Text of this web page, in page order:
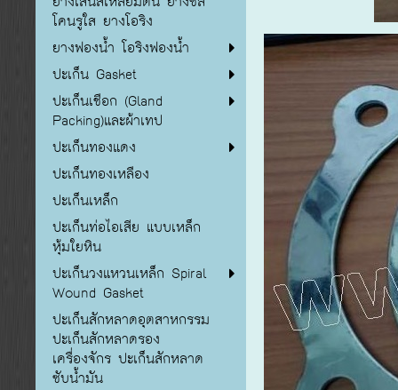
โคนรูใส ยางโอริง
ยางฟองน้ำ โอริงฟองน้ำ
ปะเก็น Gasket
ปะเก็นเชือก (Gland
Packing)และผ้าเทป
ปะเก็นทองแดง
ปะเก็นทองเหลือง
ปะเก็นเหล็ก
ปะเก็นท่อไอเสีย แบบเหล็ก
หุ้มใยหิน
ปะเก็นวงแหวนเหล็ก Spiral
Wound Gasket
ปะเก็นสักหลาดอุตสาหกรรม
ปะเก็นสักหลาดรอง
เครื่องจักร ปะเก็นสักหลาด
ซับน้ำมัน